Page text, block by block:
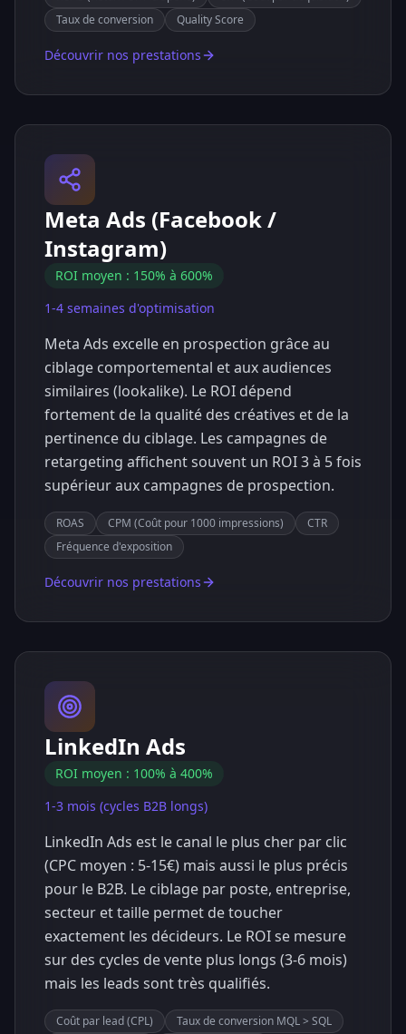
Taux de conversion
Quality Score
Découvrir nos prestations
Meta Ads (Facebook /
Instagram)
ROI moyen : 150% à 600%
1-4 semaines d'optimisation
Meta Ads excelle en prospection grâce au
ciblage comportemental et aux audiences
similaires (lookalike). Le ROI dépend
fortement de la qualité des créatives et de la
pertinence du ciblage. Les campagnes de
retargeting affichent souvent un ROI 3 à 5 fois
supérieur aux campagnes de prospection.
ROAS CPM (Coût pour 1000 impressions)
CTR
Fréquence d'exposition
Découvrir nos prestations
LinkedIn Ads
ROI moyen : 100% à 400%
1-3 mois (cycles B2B longs)
LinkedIn Ads est le canal le plus cher par clic
(CPC moyen : 5-15€) mais aussi le plus précis
pour le B2B. Le ciblage par poste, entreprise,
secteur et taille permet de toucher
exactement les décideurs. Le ROI se mesure
sur des cycles de vente plus longs (3-6 mois)
mais les leads sont très qualifiés.
Coût par lead (CPL)
Taux de conversion MQL > SQL